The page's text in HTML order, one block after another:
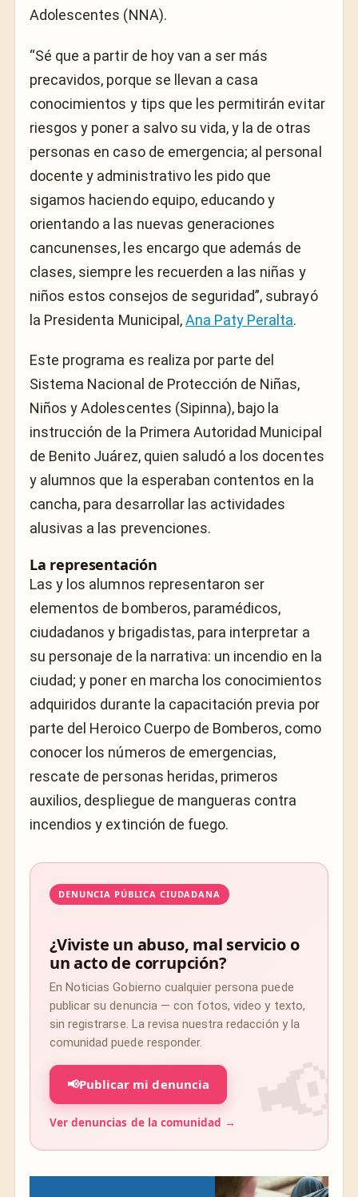
Adolescentes (NNA).
“Sé que a partir de hoy van a ser más
precavidos, porque se llevan a casa
conocimientos y tips que les permitirán evitar
riesgos y poner a salvo su vida, y la de otras
personas en caso de emergencia; al personal
docente y administrativo les pido que
sigamos haciendo equipo, educando y
orientando a las nuevas generaciones
cancunenses, les encargo que además de
clases, siempre les recuerden a las niñas y
niños estos consejos de seguridad”, subrayó
la Presidenta Municipal,Ana Paty Peralta.
Este programa es realiza por parte del
Sistema Nacional de Protección de Niñas,
Niños y Adolescentes (Sipinna), bajo la
instrucción de la Primera Autoridad Municipal
de Benito Juárez, quien saludó a los docentes
y alumnos que la esperaban contentos en la
cancha, para desarrollar las actividades
alusivas a las prevenciones.
La representación
Las y los alumnos representaron ser
elementos de bomberos, paramédicos,
ciudadanos y brigadistas, para interpretar a
su personaje de la narrativa: un incendio en la
ciudad; y poner en marcha los conocimientos
adquiridos durante la capacitación previa por
parte del Heroico Cuerpo de Bomberos, como
conocer los números de emergencias,
rescate de personas heridas, primeros
auxilios, despliegue de mangueras contra
incendios y extinción de fuego.
DENUNCIA PÚBLICA CIUDADANA
¿Viviste un abuso, mal servicio o
un acto de corrupción?
En Noticias Gobierno cualquier persona puede
publicar su denuncia — con fotos, video y texto,
sin registrarse. La revisa nuestra redacción y la
comunidad puede responder.
📢Publicar mi denuncia
Ver denuncias de la comunidad →